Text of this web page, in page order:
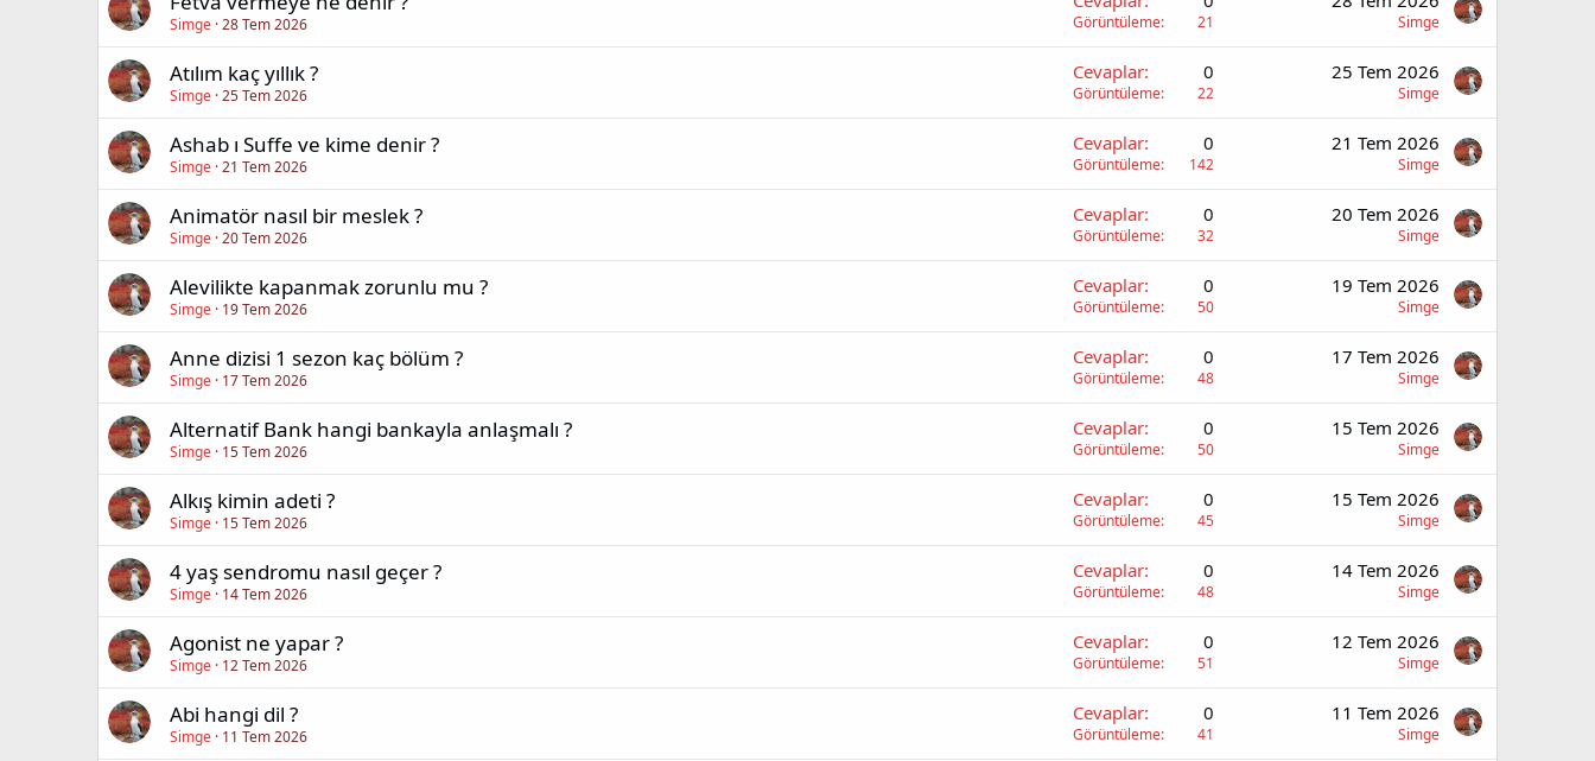
Simge 28 Tem 2026 Görüntüleme 21 Simge
Atılım kaç yıllık ?
Simge 25 Tem 2026
Cevaplar 0
Görüntüleme 22
25 Tem 2026
Simge
Ashab ı Suffe ve kime denir ?
Simge 21 Tem 2026
Cevaplar 0
Görüntüleme 142
21 Tem 2026
Simge
Animatör nasıl bir meslek ?
Simge 20 Tem 2026
Cevaplar 0
Görüntüleme 32
20 Tem 2026
Simge
Alevilikte kapanmak zorunlu mu ?
Simge 19 Tem 2026
Cevaplar 0
Görüntüleme 50
19 Tem 2026
Simge
Anne dizisi 1 sezon kaç bölüm ?
Simge 17 Tem 2026
Cevaplar 0
Görüntüleme 48
17 Tem 2026
Simge
Alternatif Bank hangi bankayla anlaşmalı ?
Simge 15 Tem 2026
Cevaplar 0
Görüntüleme 50
15 Tem 2026
Simge
Alkış kimin adeti ?
Simge 15 Tem 2026
Cevaplar 0
Görüntüleme 45
15 Tem 2026
Simge
4 yaş sendromu nasıl geçer ?
Simge 14 Tem 2026
Cevaplar 0
Görüntüleme 48
14 Tem 2026
Simge
Agonist ne yapar ?
Simge 12 Tem 2026
Cevaplar 0
Görüntüleme 51
12 Tem 2026
Simge
Abi hangi dil ?
Simge 11 Tem 2026
Cevaplar 0
Görüntüleme 41
11 Tem 2026
Simge